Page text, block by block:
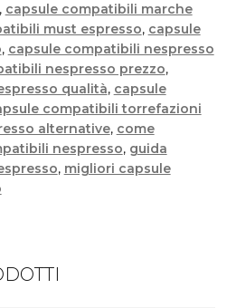
capsule compatibili marche
must espresso, capsule
, capsule compatibili nespresso
nespresso prezzo,
qualità, capsule
compatibili torrefazioni
alternative, come
nespresso, guida
, migliori capsule